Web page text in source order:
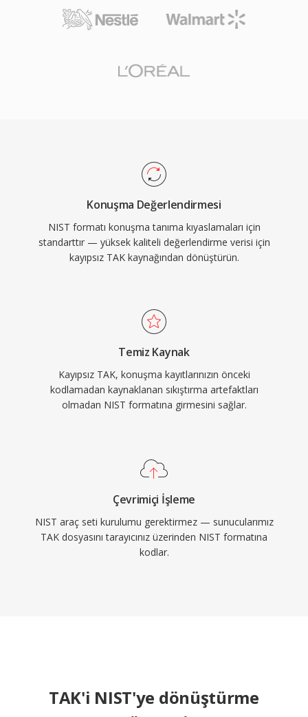
Konuşma Değerlendirmesi
NIST formatı konuşma tanıma kıyaslamaları için
standarttır — yüksek kaliteli değerlendirme verisi için
kayıpsız TAK kaynağından dönüştürün.
Temiz Kaynak
Kayıpsız TAK, konuşma kayıtlarınızın önceki
kodlamadan kaynaklanan sıkıştırma artefaktları
olmadan NIST formatına girmesini sağlar.
Çevrimiçi İşleme
NIST araç seti kurulumu gerektirmez — sunucularımız
TAK dosyasını tarayıcınız üzerinden NIST formatına
kodlar.
TAK'i NIST'ye dönüştürme